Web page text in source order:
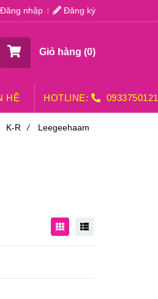
nhập Đăng ký
Giỏ hàng (0)
HỆ HOTLINE: 0933750121
K-R / Leegeehaam